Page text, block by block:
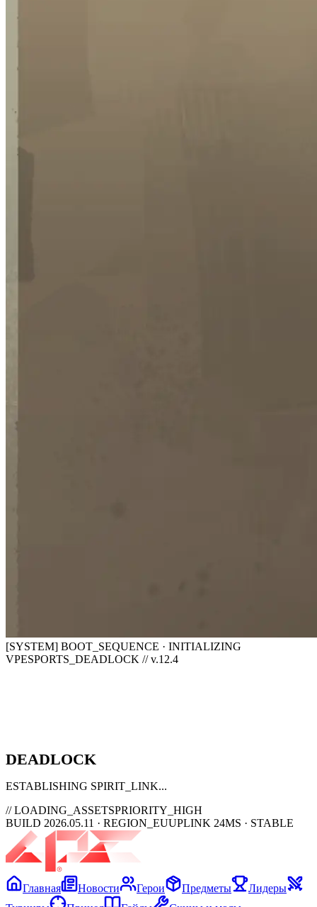
[SYSTEM] BOOT_SEQUENCE · INITIALIZING
VPESPORTS_DEADLOCK // v.12.4
DEADLOCK
ESTABLISHING SPIRIT_LINK
// LOADING_ASSETSPRIORITY_HIGH
BUILD 2026.05.11 · REGION_EUUPLINK 24MS · STABLE
Главная Новости Герои Предметы
Лидеры